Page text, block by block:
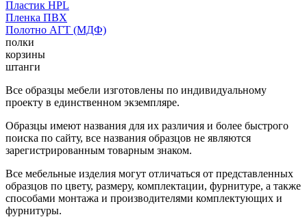
Пластик HPL
Пленка ПВХ
Полотно АГТ (МДФ)
полки
корзины
штанги
Все образцы мебели изготовлены по индивидуальному
проекту в единственном экземпляре.
Образцы имеют названия для их различия и более быстрого
поиска по сайту, все названия образцов не являются
зарегистрированным товарным знаком.
Все мебельные изделия могут отличаться от представленных
образцов по цвету, размеру, комплектации, фурнитуре, а также
способами монтажа и производителями комплектующих и
фурнитуры.